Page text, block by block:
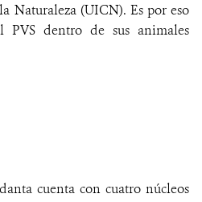
Naturaleza (UICN). Es por eso
PVS dentro de sus animales
cuenta con cuatro núcleos